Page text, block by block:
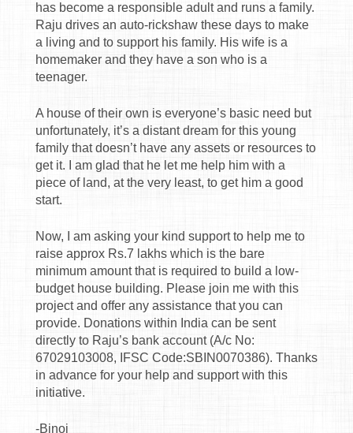
has become a responsible adult and runs a family.
Raju drives an auto-rickshaw these days to make
a living and to support his family. His wife is a
homemaker and they have a son who is a
teenager.
A house of their own is everyone’s basic need but
unfortunately, it’s a distant dream for this young
family that doesn’t have any assets or resources to
get it. I am glad that he let me help him with a
piece of land, at the very least, to get him a good
start.
Now, I am asking your kind support to help me to
raise approx Rs.7 lakhs which is the bare
minimum amount that is required to build a low-
budget house building. Please join me with this
project and offer any assistance that you can
provide. Donations within India can be sent
directly to Raju’s bank account (A/c No:
67029103008, IFSC Code:SBIN0070386). Thanks
in advance for your help and support with this
initiative.
-Binoj